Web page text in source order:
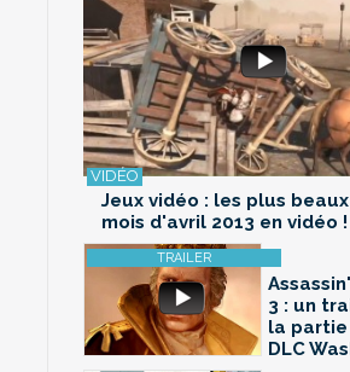
Jeux vidéo : les plus
mois d'avril 2013 en vidéo !
3 : un
la
DLC